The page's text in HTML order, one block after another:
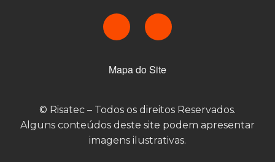
Mapa do Site
© Risatec – Todos os direitos Reservados.
Alguns conteúdos deste site podem apresentar
imagens ilustrativas.